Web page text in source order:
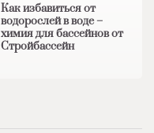
Как избавиться от
водорослей в воде –
химия для бассейнов от
Стройбассейн